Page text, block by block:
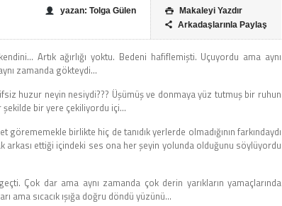
 Makaleyi Yazdır
 Arkadaşlarınla Paylaş
yazan: Tolga Gülen
Artık ağırlığı yoktu. Bedeni hafiflemişti. Uçuyordu ama aynı
zamanda gökteydi…
huzur neyin nesiydi??? Üşümüş ve donmaya yüz tutmuş bir ruhun
şekilde bir yere çekiliyordu içi…
birlikte hiç de tanıdık yerlerde olmadığının farkındaydı
arkası ettiği içindeki ses ona her şeyin yolunda olduğunu söylüyordu
Çok dar ama aynı zamanda çok derin yarıkların yamaçlarında
ama sıcacık ışığa doğru döndü yüzünü…